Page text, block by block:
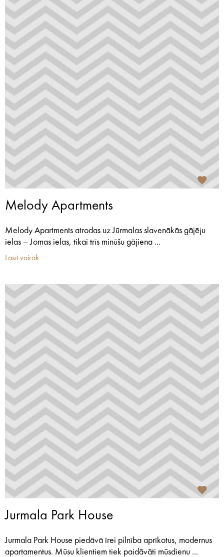
Melody Apartments
Melody Apartments atrodas uz Jūrmalas slavenākās gājēju
ielas – Jomas ielas, tikai trīs minūšu gājiena ...
Lasīt vairāk
Jurmala Park House
Jurmala Park House piedāvā īrei pilnība aprīkotus, modernus
apartamentus. Mūsu klientiem tiek paidāvāti mūsdienu ...